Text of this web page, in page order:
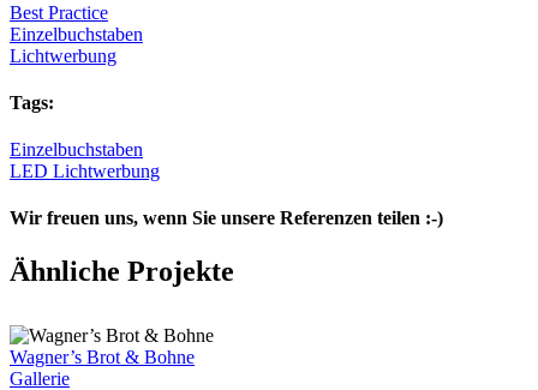
Best Practice
Einzelbuchstaben
Lichtwerbung
Tags:
Einzelbuchstaben
LED Lichtwerbung
Wir freuen uns, wenn Sie unsere Referenzen teilen :-)
Facebook
X
LinkedIn
WhatsApp
Pinterest
E-
Mail
Ähnliche Projekte
Wagner’s Brot & Bohne
Gallerie